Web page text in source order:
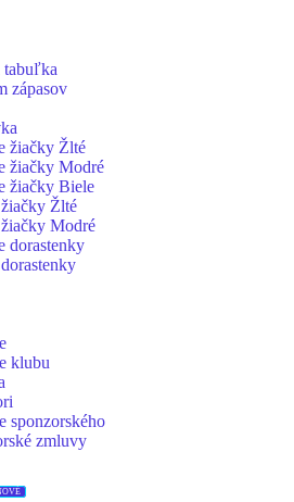
zápasov
žiačky Žlté
žiačky Modré
žiačky Biele
žiačky Žlté
žiačky Modré
dorastenky
klubu
sponzorského
zmluvy